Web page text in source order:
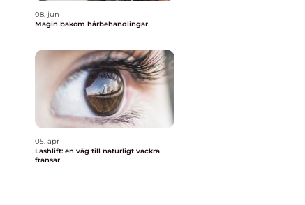
08. jun
Magin bakom hårbehandlingar
05. apr
Lashlift: en väg till naturligt vackra
fransar